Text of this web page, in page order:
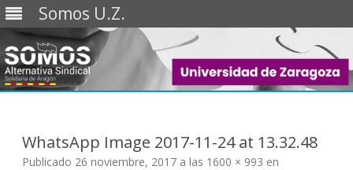
Somos U.Z.
Saltar
WhatsApp Image 2017-11-24 at 13.32.48
Publicado 26 noviembre, 2017 a las 1600 × 993 en